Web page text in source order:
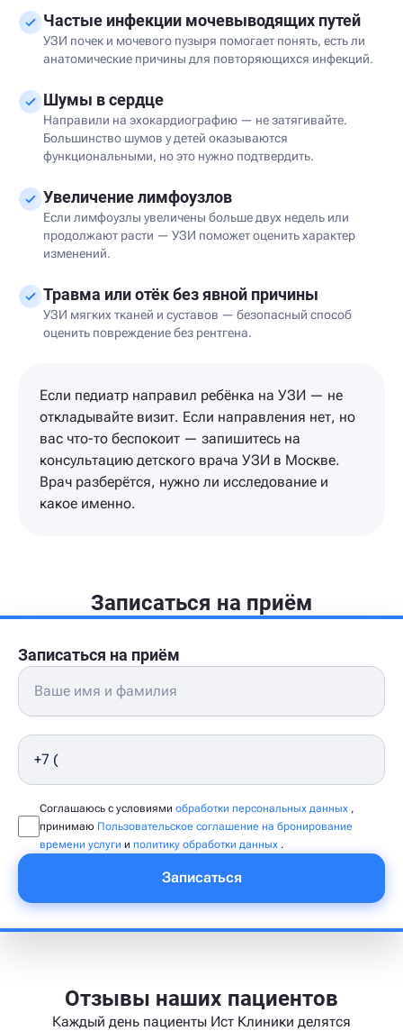
Частые инфекции мочевыводящих путей
УЗИ почек и мочевого пузыря помогает понять, есть ли
анатомические причины для повторяющихся инфекций.
Шумы в сердце
Направили на эхокардиографию — не затягивайте.
Большинство шумов у детей оказываются
функциональными, но это нужно подтвердить.
Увеличение лимфоузлов
Если лимфоузлы увеличены больше двух недель или
продолжают расти — УЗИ поможет оценить характер
изменений.
Травма или отёк без явной причины
УЗИ мягких тканей и суставов — безопасный способ
оценить повреждение без рентгена.
Если педиатр направил ребёнка на УЗИ — не
откладывайте визит. Если направления нет, но
вас что-то беспокоит — запишитесь на
консультацию детского врача УЗИ в Москве.
Врач разберётся, нужно ли исследование и
какое именно.
Записаться на приём
Записаться на приём
Соглашаюсь с условиями обработки персональных данных ,
принимаю Пользовательское соглашение на бронирование
времени услуги и политику обработки данных .
Записаться
Отзывы наших пациентов
Каждый день пациенты Ист Клиники делятся